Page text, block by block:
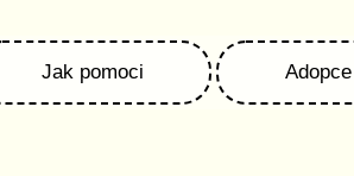
Jak pomoci Adopce